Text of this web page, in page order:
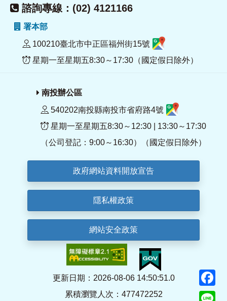
諮詢專線：(02) 4121166
署本部
100210臺北市中正區福州街15號
星期一至星期五8:30～17:30（國定假日除外）
南投辦公區
540202南投縣南投市省府路4號
星期一至星期五8:30～12:30 | 13:30～17:30
（公司登記：9:00～16:30）（國定假日除外）
政府網站資料開放宣告
隱私權政策
網站安全政策
更新日期：2026-08-06 14:50:51.0
累積瀏覽人次：477472252